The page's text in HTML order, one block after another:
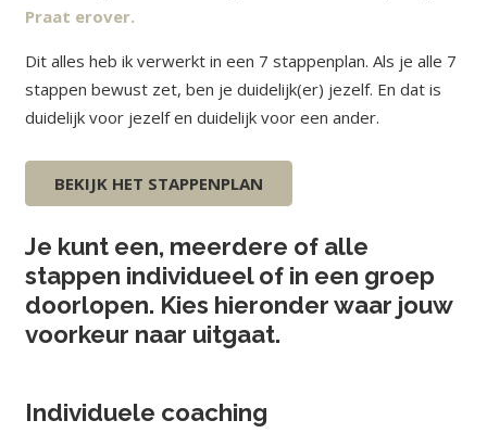
Praat erover.
Dit alles heb ik verwerkt in een 7 stappenplan. Als je alle 7
stappen bewust zet, ben je duidelijk(er) jezelf. En dat is
duidelijk voor jezelf en duidelijk voor een ander.
BEKIJK HET STAPPENPLAN
Je kunt een, meerdere of alle
stappen individueel of in een groep
doorlopen. Kies hieronder waar jouw
voorkeur naar uitgaat.
Individuele coaching